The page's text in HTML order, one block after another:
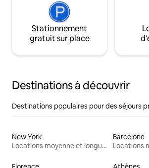
Stationnement
gratuit sur place
Destinations à découvrir
Destinations populaires pour des séjours
New York
Locations moyenne et longue durée
Barcelone